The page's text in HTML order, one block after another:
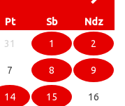
Pt Sb
Ndz
31 1 2
7 8 9
14 15 16